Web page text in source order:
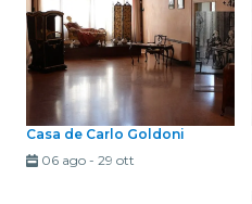
Casa de Carlo Goldoni
06 ago- 29 ott